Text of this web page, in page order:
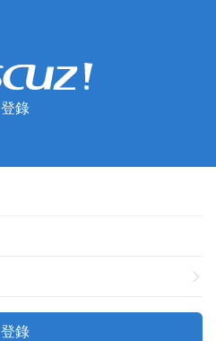
登錄
登錄